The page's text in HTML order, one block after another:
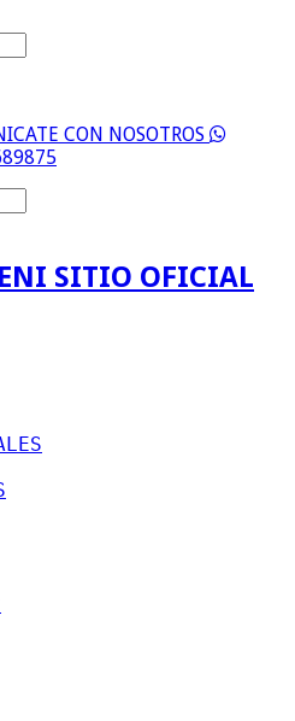
CON NOSOTROS
SITIO OFICIAL